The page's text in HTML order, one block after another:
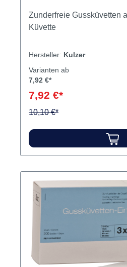
Zunderfreie Gussküvetten
Küvette
Hersteller: Kulzer
Varianten ab
7,92 €*
7,92 €*
10,10 €*